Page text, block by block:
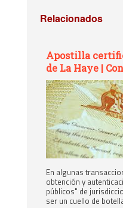
Relacionados
Apostilla
de La Haye |
En algunas
obtención y
públicos" de
ser un cuello de